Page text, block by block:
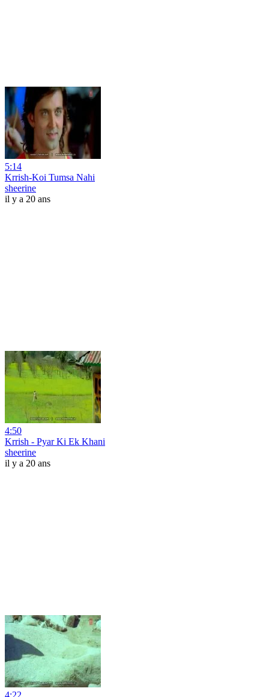
5:14
Krrish-Koi Tumsa Nahi
sheerine
il y a 20 ans
4:50
Krrish - Pyar Ki Ek Khani
sheerine
il y a 20 ans